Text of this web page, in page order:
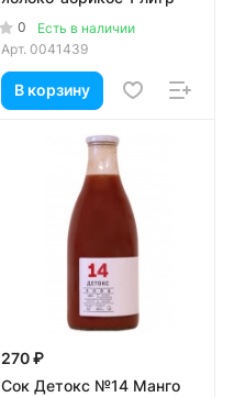
0
Есть в наличии
Арт. 0041439
В корзину
270 ₽
Сок Детокс №14 Манго